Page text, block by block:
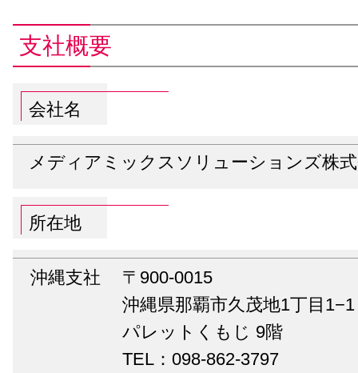
支社概要
会社名
メディアミックスソリューションズ株
所在地
沖縄支社
〒900-0015
沖縄県那覇市久茂地1丁目1−1
パレットくもじ 9階
TEL：098-862-3797